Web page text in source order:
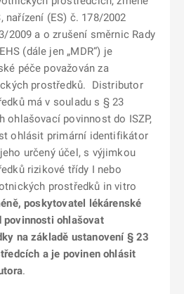
nařízení (ES) č. 178/2002
2009 a o zrušení směrnic Rady
(dále jen „MDR“) je
péče považován za
prostředků. Distributor
má v souladu s § 23
ohlašovací povinnost do ISZP,
ohlásit primární identifikátor
určený účel, s výjimkou
rizikové třídy I nebo
prostředků in vitro
poskytovatel lékárenské
povinnosti ohlašovat
na základě ustanovení § 23
a je povinen ohlásit
.